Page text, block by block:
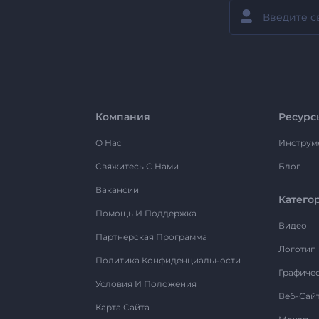
Компания
О Нас
Свяжитесь С Нами
Вакансии
Помощь И Поддержка
Партнерская Программа
Политика Конфиденциальности
Условия И Положения
Карта Сайта
Блог
Видео
Логотип
Веб-